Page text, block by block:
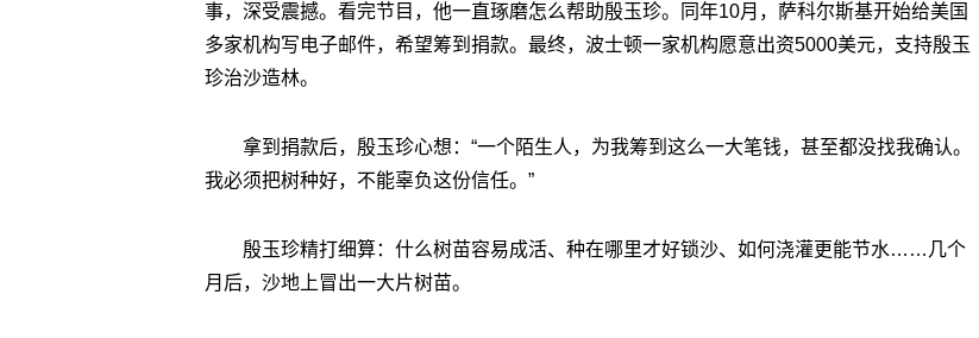
事，深受震撼。看完节目，他一直琢磨怎么帮助殷玉珍。同年10月，萨科尔斯基开始给美国
多家机构写电子邮件，希望筹到捐款。最终，波士顿一家机构愿意出资5000美元，支持殷玉
珍治沙造林。
拿到捐款后，殷玉珍心想：“一个陌生人，为我筹到这么一大笔钱，甚至都没找我确认。
我必须把树种好，不能辜负这份信任。”
殷玉珍精打细算：什么树苗容易成活、种在哪里才好锁沙、如何浇灌更能节水……几个
月后，沙地上冒出一大片树苗。